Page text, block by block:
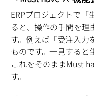
ERPプロジェクトで「
ると、操作の手間を理
す。例えば「受注入力
ものです。一見すると
これをそのままMust
す。